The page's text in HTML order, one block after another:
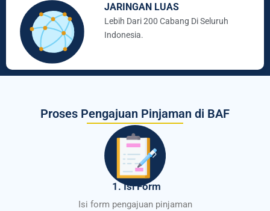
JARINGAN LUAS
Lebih Dari 200 Cabang Di Seluruh
Indonesia.
Proses Pengajuan Pinjaman di BAF
1. Isi Form
Isi form pengajuan pinjaman